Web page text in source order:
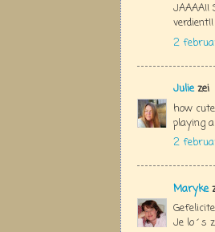
JAAAA!!
verdient!!
2
Juliezei
how
playing
2
Maryke
Je lo´s